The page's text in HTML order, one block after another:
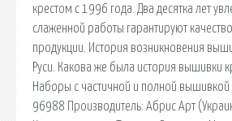
крестом с 1996 года. Два десятка лет
слаженной работы гарантируют
продукции. История возникновения
Руси. Какова же была история вышивки
Наборы с частичной и полной
96988 Производитель: Абрис Арт